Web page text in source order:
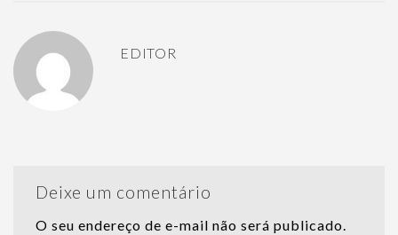
EDITOR
Deixe um comentário
O seu endereço de e-mail não será publicado.